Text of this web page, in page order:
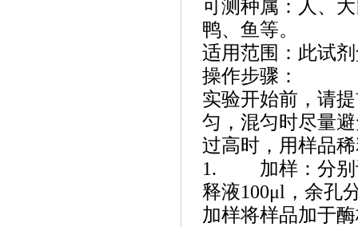
可测种属：人、
鸭、鱼等。
适用范围：此试
操作步骤：
实验开始前，请
匀，混匀时尽量
过高时，用样品
1. 加样：分别设
释液100μl，余孔
加样将样品加于